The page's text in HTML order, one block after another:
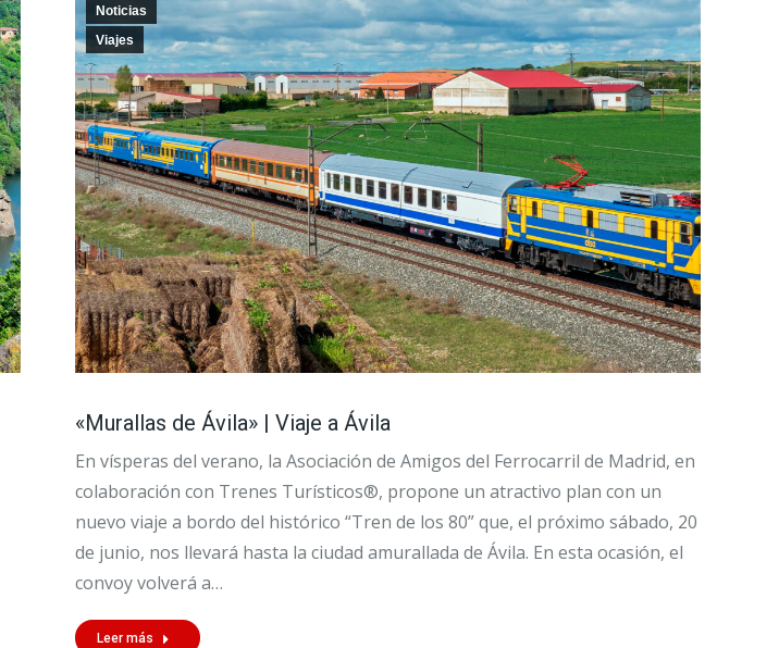
Noticias
Viajes
«Murallas de Ávila» | Viaje a Ávila
En vísperas del verano, la Asociación de Amigos del Ferrocarril de Madrid, en
colaboración con Trenes Turísticos®, propone un atractivo plan con un
nuevo viaje a bordo del histórico “Tren de los 80” que, el próximo sábado, 20
de junio, nos llevará hasta la ciudad amurallada de Ávila. En esta ocasión, el
convoy volverá a…
Leer más